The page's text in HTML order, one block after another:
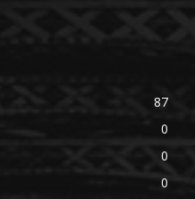
87
0
0
0